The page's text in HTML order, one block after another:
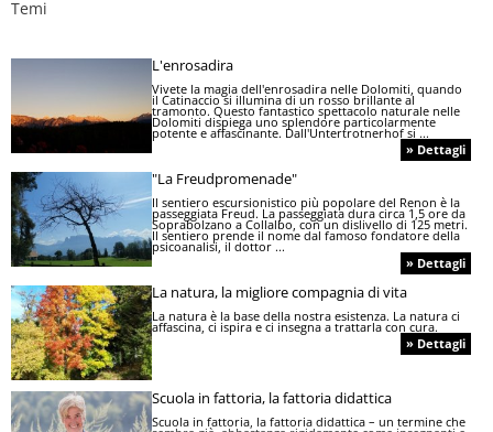
Temi
L'enrosadira
Vivete la magia dell'enrosadira nelle Dolomiti, quando
il Catinaccio si illumina di un rosso brillante al
tramonto. Questo fantastico spettacolo naturale nelle
Dolomiti dispiega uno splendore particolarmente
potente e affascinante. Dall'Untertrotnerhof si ...
» Dettagli
"La Freudpromenade"
Il sentiero escursionistico più popolare del Renon è la
passeggiata Freud. La passeggiata dura circa 1,5 ore da
Soprabolzano a Collalbo, con un dislivello di 125 metri.
Il sentiero prende il nome dal famoso fondatore della
psicoanalisi, il dottor ...
» Dettagli
La natura, la migliore compagnia di vita
La natura è la base della nostra esistenza. La natura ci
affascina, ci ispira e ci insegna a trattarla con cura.
» Dettagli
Scuola in fattoria, la fattoria didattica
Scuola in fattoria, la fattoria didattica – un termine che